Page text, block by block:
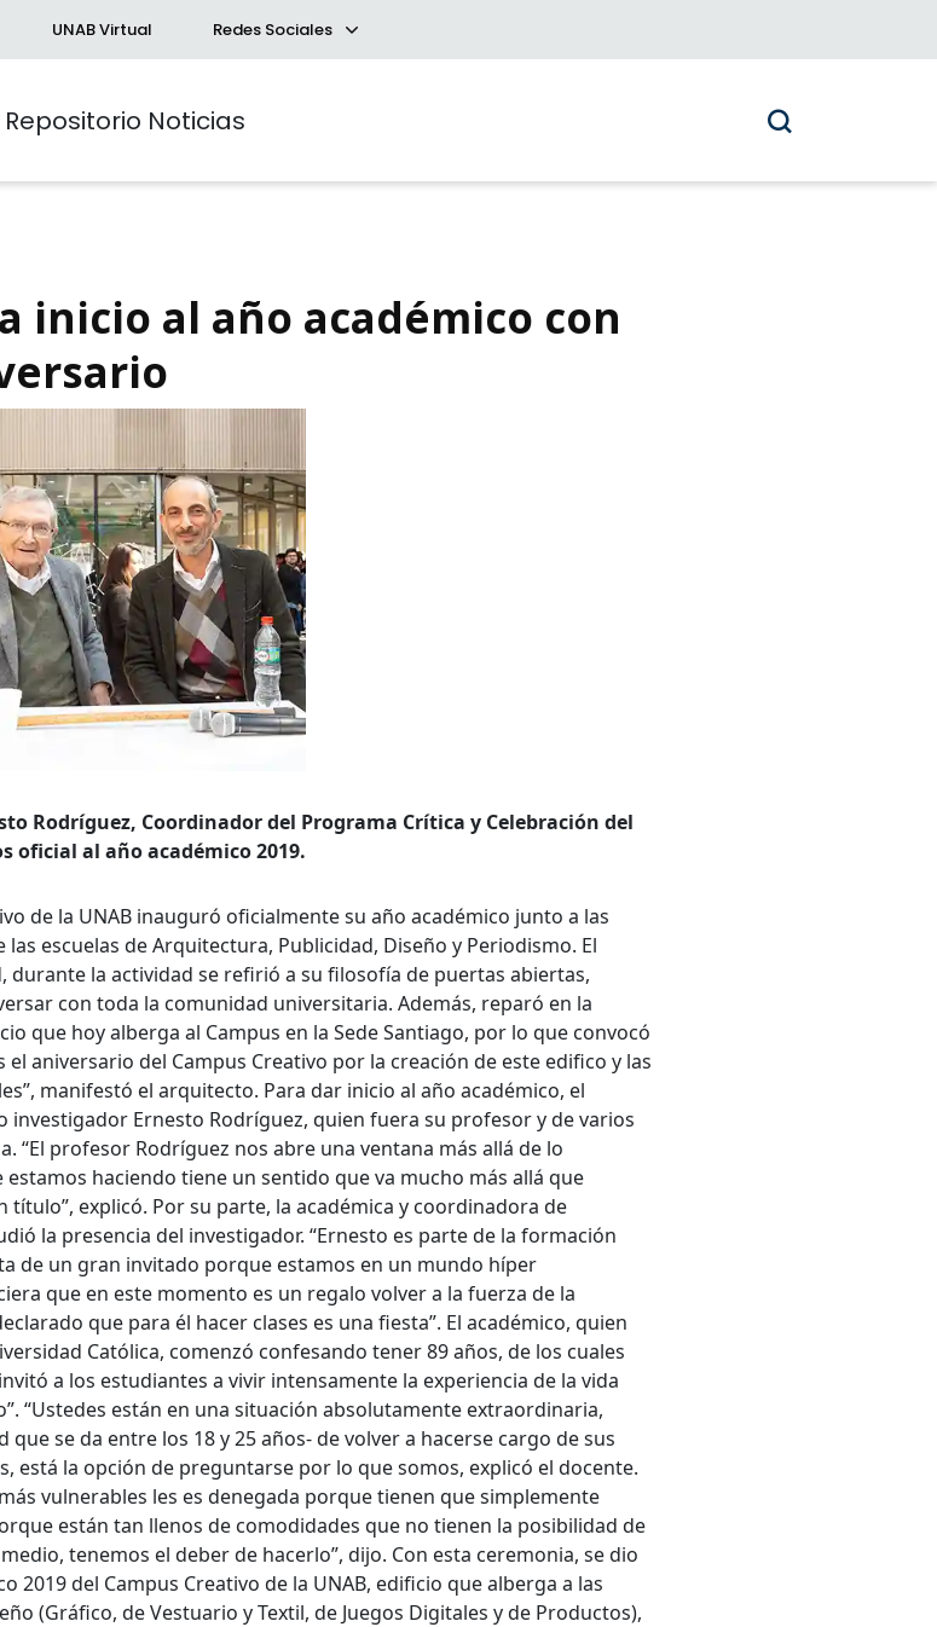
UNAB Virtual Redes Sociales
Repositorio Noticias
inicio al año académico con
Rodríguez, Coordinador del Programa Crítica y Celebración del
oficial al año académico 2019.
de la UNAB inauguró oficialmente su año académico junto a las
escuelas de Arquitectura, Publicidad, Diseño y Periodismo. El
durante la actividad se refirió a su filosofía de puertas abiertas,
con toda la comunidad universitaria. Además, reparó en la
que hoy alberga al Campus en la Sede Santiago, por lo que convocó
el aniversario del Campus Creativo por la creación de este edifico y las
manifestó el arquitecto. Para dar inicio al año académico, el
investigador Ernesto Rodríguez, quien fuera su profesor y de varios
“El profesor Rodríguez nos abre una ventana más allá de lo
haciendo tiene un sentido que va mucho más allá que
explicó. Por su parte, la académica y coordinadora de
la presencia del investigador. “Ernesto es parte de la formación
de un gran invitado porque estamos en un mundo híper
que en este momento es un regalo volver a la fuerza de la
que para él hacer clases es una fiesta”. El académico, quien
Católica, comenzó confesando tener 89 años, de los cuales
a los estudiantes a vivir intensamente la experiencia de la vida
“Ustedes están en una situación absolutamente extraordinaria,
se da entre los 18 y 25 años- de volver a hacerse cargo de sus
está la opción de preguntarse por lo que somos, explicó el docente.
vulnerables les es denegada porque tienen que simplemente
están tan llenos de comodidades que no tienen la posibilidad de
tenemos el deber de hacerlo”, dijo. Con esta ceremonia, se dio
2019 del Campus Creativo de la UNAB, edificio que alberga a las
(Gráfico, de Vestuario y Textil, de Juegos Digitales y de Productos),